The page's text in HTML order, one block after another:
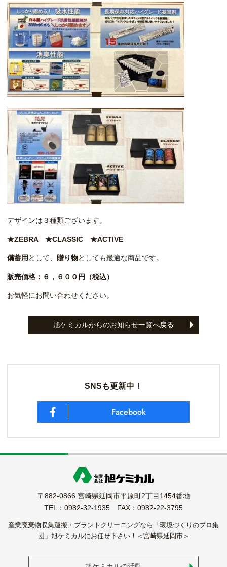
デザインは３種類ございます。
★ZEBRA ★CLASSIC ★ACTIVE
備蓄用 として、 贈り物としても最適な商品です。
販売価格：６，６００円（税込）
お気軽にお問い合わせください。
旭ケミカルからのお知らせ一覧へ戻る
SNSも更新中！
Facebook
〒882-0866 宮崎県延岡市平原町2丁目1454番地
TEL：0982-32-1935 FAX：0982-22-3795
産業廃棄物収集運搬・プラントクリーニングなら「環境づくりのプロ集
団」旭ケミカルにお任せ下さい！＜宮崎県延岡市＞